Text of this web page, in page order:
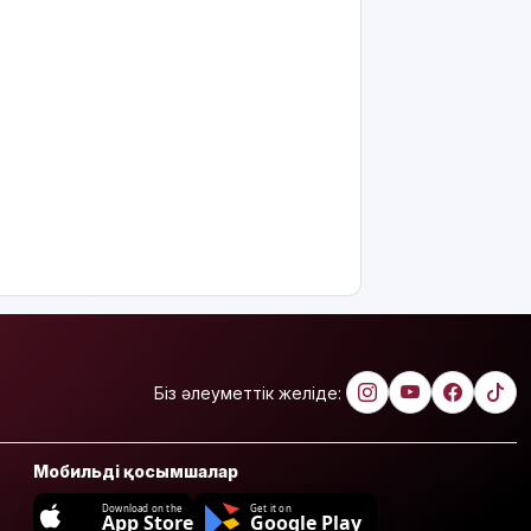
Біз әлеуметтік желіде:
Мобильді қосымшалар
Download on the
App Store
Get it on
Google Play